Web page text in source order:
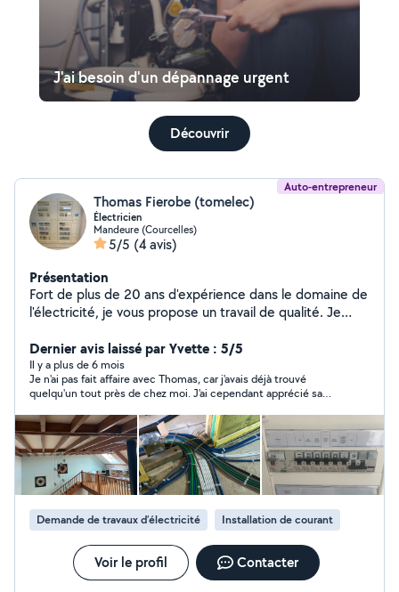
J'ai besoin d'un dépannage urgent
Découvrir
Auto-entrepreneur
Thomas Fierobe (tomelec)
Électricien
Mandeure (Courcelles)
5/5 (4 avis)
Présentation
Fort de plus de 20 ans d'expérience dans le domaine de
l'électricité, je vous propose un travail de qualité. Je
maison neuve ou rénovation Remplacement de tableau
Reprise Cuisine et salle de bain Création VMC et
remplacement moteur Encastrement gaine et box
Dernier avis laissé par Yvette : 5/5
Il y a plus de 6 mois
Je n'ai pas fait affaire avec Thomas, car j'avais déjà trouvé
quelqu'un tout près de chez moi. J'ai cependant apprécié sa
Demande de travaux d’électricité Installation de courant
Voir le profil Contacter